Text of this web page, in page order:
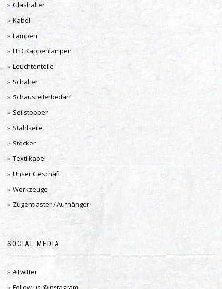
Glashalter
Kabel
Lampen
LED Kappenlampen
Leuchtenteile
Schalter
Schaustellerbedarf
Seilstopper
Stahlseile
Stecker
Textilkabel
Unser Geschäft
Werkzeuge
Zugentlaster / Aufhänger
SOCIAL MEDIA
#Twitter
Follow us @Instagram